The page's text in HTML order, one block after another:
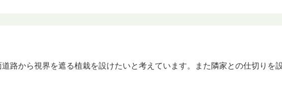
路から視界を遮る植栽を設けたいと考えています。また隣家との仕切りを